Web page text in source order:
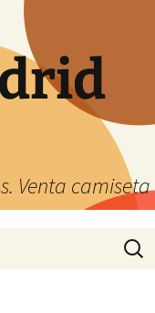
Venta camiseta
Buscar: